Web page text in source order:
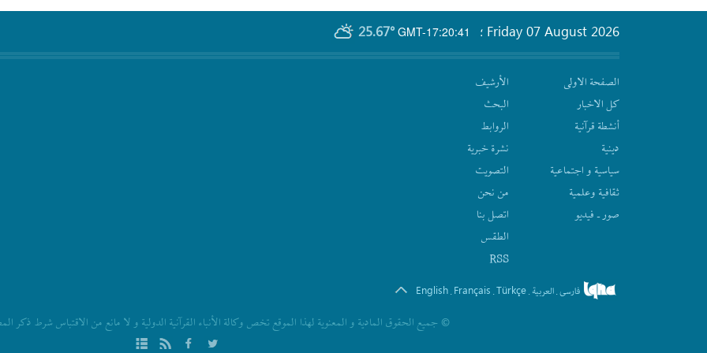
GMT-17:20:41
25.67° Friday 07 August 2026 ؛
الصفحة الاولى
كل الاخبار
أنشطة قرآنیة
دينية
سیاسیة و اجتماعیة
ثقافیة وعلمیة
صور ـ فيديو
الأرشیف
البحث
الروابط
نشرة‌ خبریة
التصويت
من نحن
اتصل بنا
الطقس
RSS
فارسی. العربیة .
Türkçe
.
Français
.
English
© جمیع الحقوق المادیة و المعنویة لهذا الموقع تخص وکالة الأنباء القرآنیة الدولیة و لا مانع من الاقتباس شرط ذکر